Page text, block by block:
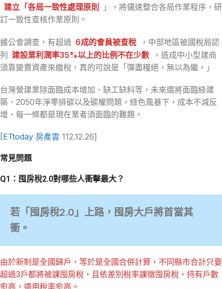
建立「各局一致性處理原則
」，將儘速整合各局作業程序，研
訂一致性查核作業原則。
據公會調查，有超過 6成的會員被查稅
，中部地區被國稅局認
列
建設業利潤率35%以上的比例不在少數
，造成中小型建商
須靠變賣資產來繳稅，真的可說是「彈盡糧絕，無以為繼。」
台灣營建業除面臨成本增加、缺工缺料等，未來還將面臨綠建
築、2050年淨零排碳以及碳權問題，綠色風暴下，成本不減反
增，每一條都是現在業者須面臨的難題。
[ETtoday 房產雲 112.12.26]
常見問題
Q1：囤房稅2.0對哪些人衝擊最大？
若「囤房稅2.0」上路，囤房大戶將首當其
衝。
由於新制是全國歸戶，等於是全國合併計算，不同縣市合計只要
超過3戶都將被課囤房稅，且依差別稅率課徵囤房稅，持有戶數
愈高，適用稅率愈高。